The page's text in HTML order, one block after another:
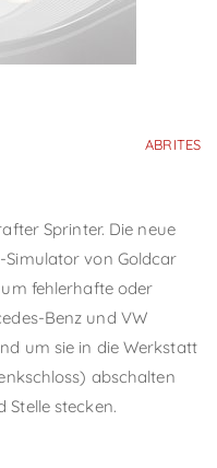
ABRITES
Sprinter. Die neue
Simulator von Goldcar
fehlerhafte oder
Benz und VW
um sie in die Werkstatt
abschalten
Stelle stecken.